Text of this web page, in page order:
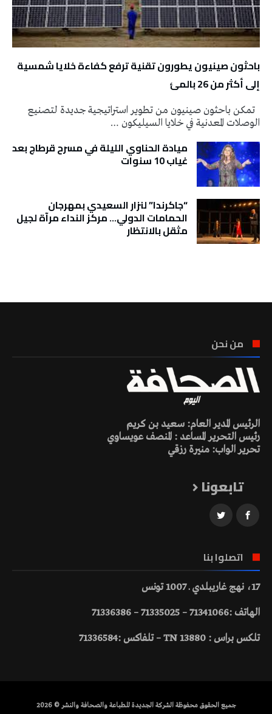
باحثون صينيون يطورون تقنية ترفع كفاءة خلايا شمسية
إلى أكثر من 26 بالمئ
تمكن باحثون صينيون من تطوير استراتيجية جديدة لتصنيع
الوصلات المعدنية في خلايا السيليكون …
ميادة الحناوي الليلة في مسرح قرطاج بعد
غياب 10 سنوات
“جاكرندا” لنزار السعيدي بمهرجان
الحمامات الدولي… مركز النداء مرآة لجيل
مثقل بالانتظار
من نحن
الرئيس المدير العام: سعيد بن كريم
رئيس التحرير المساعد : المنصف عويساوي
تحرير الواب: منيرة رزقي
تابعونا
اتصلوا بنا
17، نهج غاريبلدي ـ 1007 تونس
الهاتف :71341066 – 71335025 – 71336386
تلكس براس : 13880 TN – تلفاكس :71336584
جميع الحقوق محفوظة الشركة الجديدة للطباعة والصحافة والنشر © 2026